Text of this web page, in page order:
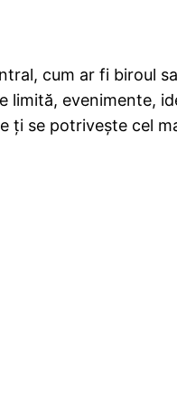
cum ar fi biroul
limită, evenimente,
ți se potrivește cel